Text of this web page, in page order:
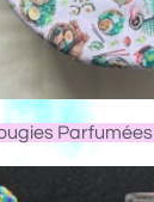
Parfumées